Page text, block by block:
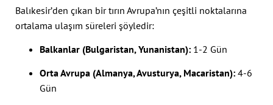
Balıkesir’den çıkan bir tırın Avrupa’nın çeşitli noktalarına
ortalama ulaşım süreleri şöyledir:
Balkanlar (Bulgaristan, Yunanistan): 1-2 Gün
Orta Avrupa (Almanya, Avusturya, Macaristan): 4-6
Gün